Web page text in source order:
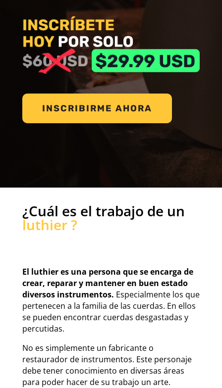
INSCRIBIRME AHORA
¿Cuál es el trabajo de un
luthier ?
El luthier es una persona que se encarga de
crear, reparar y mantener en buen estado
diversos instrumentos. Especialmente los que
pertenecen a la familia de las cuerdas. En ellos
se pueden encontrar cuerdas desgastadas y
percutidas.
No es simplemente un fabricante o
restaurador de instrumentos. Este personaje
debe tener conocimiento en diversas áreas
para poder hacer de su trabajo un arte.